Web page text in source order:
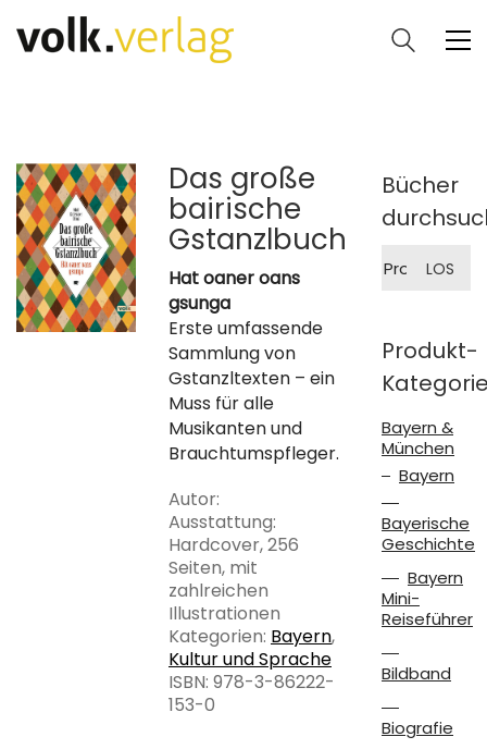
Das große
bairische
Gstanzlbuch
Hat oaner oans
gsunga
Erste umfassende
Sammlung von
Gstanzltexten – ein
Muss für alle
Musikanten und
Brauchtumspfleger.
Autor:
Ausstattung:
Hardcover, 256
Seiten, mit
zahlreichen
Illustrationen
Kategorien: Bayern,
Kultur und Sprache
ISBN: 978-3-86222-
153-0
Bücher
nach:
LOS
Produkt-
Bayern &
München
Bayern
Bayerische
Geschichte
Bayern
Mini-
Reiseführer
Bildband
Biografie